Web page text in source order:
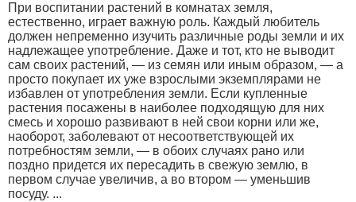
При воспитании растений в комнатах земля,
естественно, играет важную роль. Каждый любитель
должен непременно изучить различные роды земли и их
надлежащее употребление. Даже и тот, кто не выводит
сам своих растений, — из семян или иным образом, — а
просто покупает их уже взрослыми экземплярами не
избавлен от употребления земли. Если купленные
растения посажены в наиболее подходящую для них
смесь и хорошо развивают в ней свои корни или же,
наоборот, заболевают от несоответствующей их
потребностям земли, — в обоих случаях рано или
поздно придется их пересадить в свежую землю, в
первом случае увеличив, а во втором — уменьшив
посуду. ...